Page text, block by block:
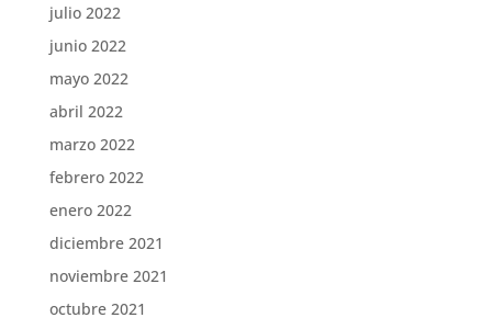
julio 2022
junio 2022
mayo 2022
abril 2022
marzo 2022
febrero 2022
enero 2022
diciembre 2021
noviembre 2021
octubre 2021